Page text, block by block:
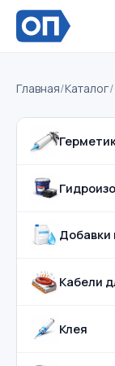
Главная/Каталог/
Добавки
Кабели
Клея